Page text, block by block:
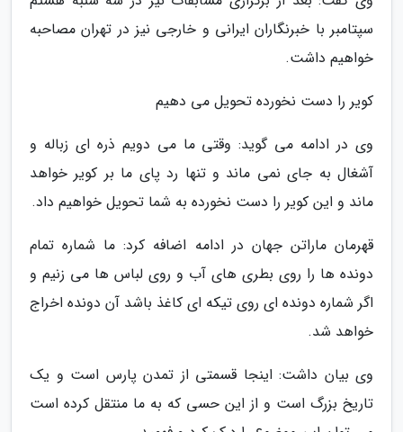
سپتامبر با خبرنگاران ایرانی و خارجی نیز در تهران مصاحبه
خواهیم داشت.
کویر را دست نخورده تحویل می دهیم
وی در ادامه می گوید: وقتی ما می دویم ذره ای زباله و
آشغال به جای نمی ماند و تنها رد پای ما بر کویر خواهد
ماند و این کویر را دست نخورده به شما تحویل خواهیم داد.
قهرمان ماراتن جهان در ادامه اضافه کرد: ما شماره تمام
دونده ها را روی بطری های آب و روی لباس ها می زنیم و
اگر شماره دونده ای روی تیکه ای کاغذ باشد آن دونده اخراج
خواهد شد.
وی بیان داشت: اینجا قسمتی از تمدن پارس است و یک
تاریخ بزرگ است و از این حسی که به ما منتقل کرده است